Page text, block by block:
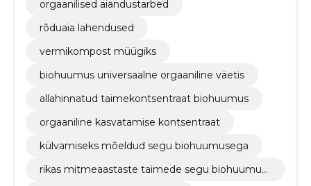
orgaanilised aiandustarbed
rõduaia lahendused
vermikompost müügiks
biohuumus universaalne orgaaniline väetis
allahinnatud taimekontsentraat biohuumus
orgaaniline kasvatamise kontsentraat
külvamiseks mõeldud segu biohuumusega
rikas mitmeaastaste taimede segu biohuumus